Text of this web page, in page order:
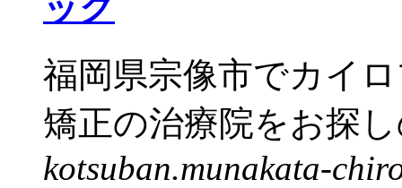
福岡県宗像市でカイ
矯正の治療院をお探
kotsuban.munakata-